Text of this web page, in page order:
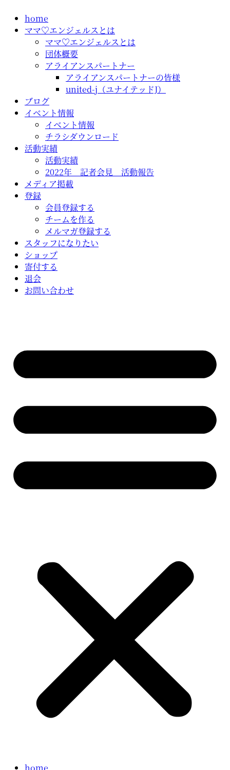
home
ママ♡エンジェルスとは
ママ♡エンジェルスとは
団体概要
アライアンスパートナー
アライアンスパートナーの皆様
united-j（ユナイテッドJ）
ブログ
イベント情報
イベント情報
チラシダウンロード
活動実績
活動実績
2022年 記者会見 活動報告
メディア掲載
登録
会員登録する
チームを作る
メルマガ登録する
スタッフになりたい
ショップ
寄付する
退会
お問い合わせ